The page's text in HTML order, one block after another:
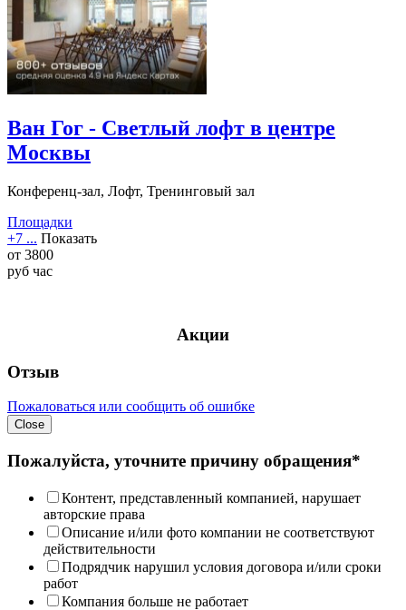
Ван Гог - Светлый лофт в центре
Москвы
Конференц-зал, Лофт, Тренинговый зал
Площадки
+7 ... Показать
от 3800
руб час
Акции
Отзыв
Пожаловаться или сообщить об ошибке
Close
Пожалуйста, уточните причину обращения*
Контент, представленный компанией, нарушает
авторские права
Описание и/или фото компании не соответствуют
действительности
Подрядчик нарушил условия договора и/или сроки
работ
Компания больше не работает